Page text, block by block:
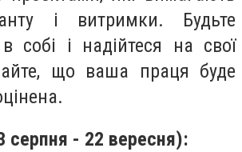
і витримки. Будьте
собі і надійтеся на свої
що ваша праця буде
серпня - 22 вересня):